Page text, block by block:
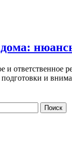
ответственное
и